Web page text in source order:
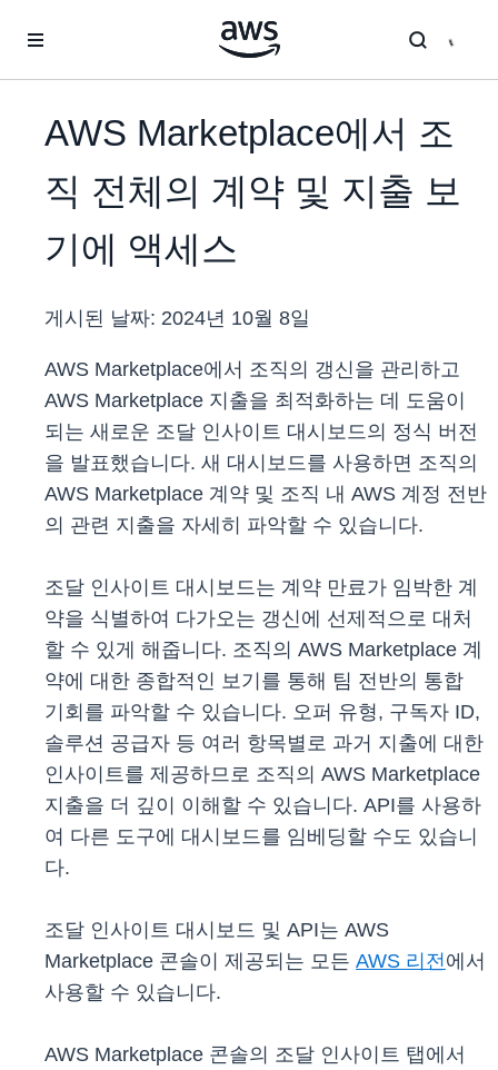
AWS Marketplace에서 조
직 전체의 계약 및 지출 보
기에 액세스
게시된 날짜: 2024년 10월 8일
AWS Marketplace에서 조직의 갱신을 관리하고
AWS Marketplace 지출을 최적화하는 데 도움이
되는 새로운 조달 인사이트 대시보드의 정식 버전
을 발표했습니다. 새 대시보드를 사용하면 조직의
AWS Marketplace 계약 및 조직 내 AWS 계정 전반
의 관련 지출을 자세히 파악할 수 있습니다.
조달 인사이트 대시보드는 계약 만료가 임박한 계
약을 식별하여 다가오는 갱신에 선제적으로 대처
할 수 있게 해줍니다. 조직의 AWS Marketplace 계
약에 대한 종합적인 보기를 통해 팀 전반의 통합
기회를 파악할 수 있습니다. 오퍼 유형, 구독자 ID,
솔루션 공급자 등 여러 항목별로 과거 지출에 대한
인사이트를 제공하므로 조직의 AWS Marketplace
지출을 더 깊이 이해할 수 있습니다. API를 사용하
여 다른 도구에 대시보드를 임베딩할 수도 있습니
다.
조달 인사이트 대시보드 및 API는 AWS
Marketplace 콘솔이 제공되는 모든 AWS 리전에서
사용할 수 있습니다.
AWS Marketplace 콘솔의 조달 인사이트 탭에서